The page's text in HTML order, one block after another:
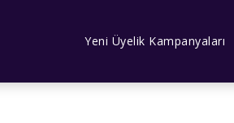
Yeni Üyelik Kampanyaları